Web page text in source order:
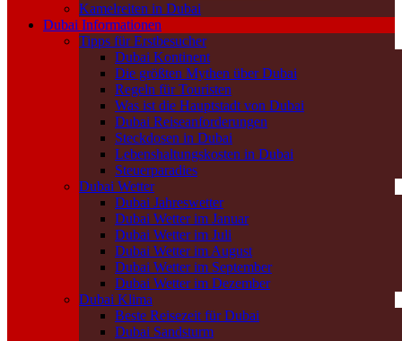
Kamelreiten in Dubai
Dubai Informationen
Tipps für Erstbesucher
Dubai Kontinent
Die größten Mythen über Dubai
Regeln für Touristen
Was ist die Hauptstadt von Dubai
Dubai Reiseanforderungen
Steckdosen in Dubai
Lebenshaltungskosten in Dubai
Steuerparadies
Dubai Wetter
Dubai Jahreswetter
Dubai Wetter im Januar
Dubai Wetter im Juli
Dubai Wetter im August
Dubai Wetter im September
Dubai Wetter im Dezember
Dubai Klima
Beste Reisezeit für Dubai
Dubai Sandsturm